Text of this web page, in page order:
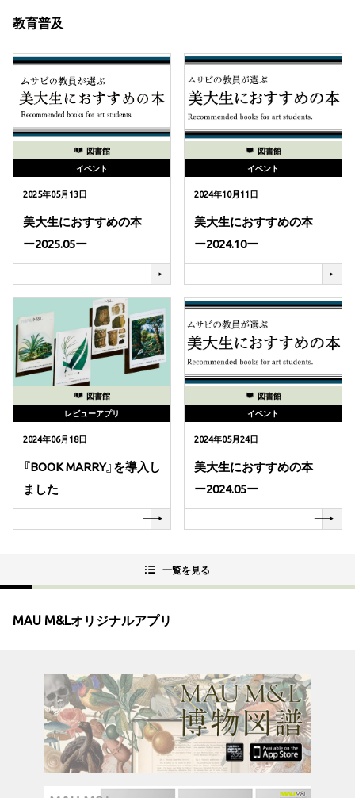
教育普及
図書館
イベント
2025年05月13日
美大生におすすめの本
ー2025.05ー
図書館
イベント
2024年10月11日
美大生におすすめの本
ー2024.10ー
図書館
レビューアプリ
2024年06月18日
『BOOK MARRY』を導入し
ました
図書館
イベント
2024年05月24日
美大生におすすめの本
ー2024.05ー
一覧を見る
MAU M&Lオリジナルアプリ